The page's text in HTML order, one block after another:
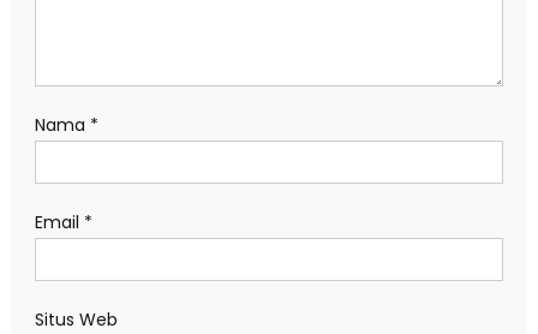
Nama *
Email *
Situs Web